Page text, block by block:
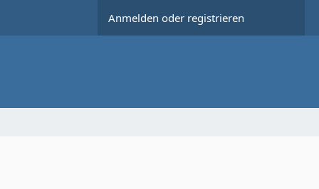
Anmelden oder registrieren